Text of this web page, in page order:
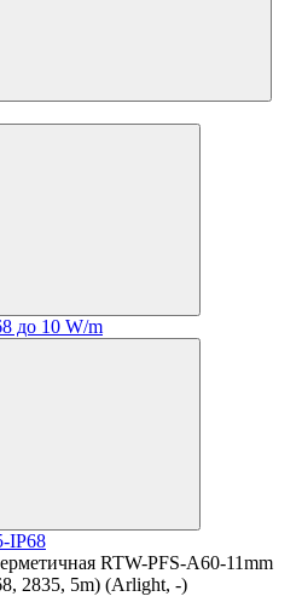
до 10 W/m
IP68
RTW-PFS-A60-11mm
2835, 5m) (Arlight, -)